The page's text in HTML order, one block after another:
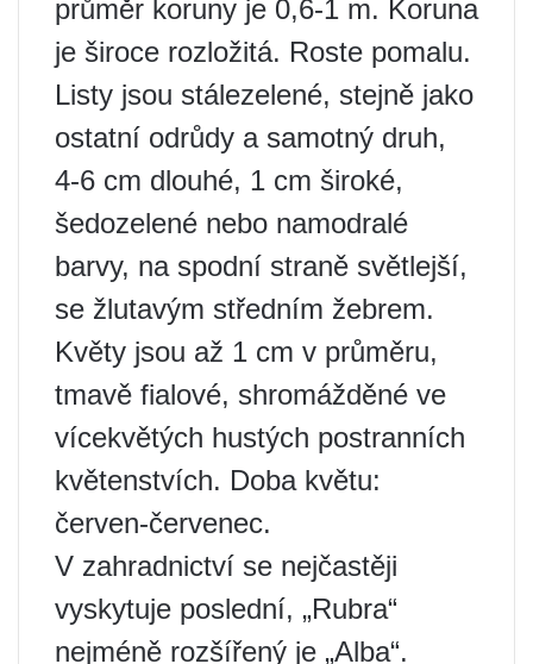
průměr koruny je 0,6-1 m. Koruna
je široce rozložitá. Roste pomalu.
Listy jsou stálezelené, stejně jako
ostatní odrůdy a samotný druh,
4-6 cm dlouhé, 1 cm široké,
šedozelené nebo namodralé
barvy, na spodní straně světlejší,
se žlutavým středním žebrem.
Květy jsou až 1 cm v průměru,
tmavě fialové, shromážděné ve
vícekvětých hustých postranních
květenstvích. Doba květu:
červen-červenec.
V zahradnictví se nejčastěji
vyskytuje poslední, „Rubra“
nejméně rozšířený je „Alba“.